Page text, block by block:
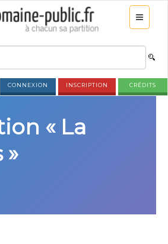
CONNEXION INSCRIPTION CRÉDITS
« La
»